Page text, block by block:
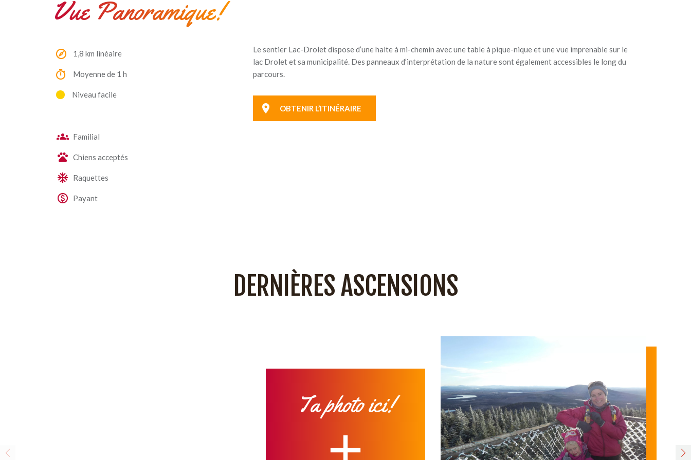
Vue Panoramique!
1,8 km linéaire
Moyenne de 1 h
Niveau facile
Familial
Chiens acceptés
Raquettes
Payant
Le sentier Lac-Drolet dispose d’une halte à mi-chemin avec une table à pique-nique et une vue imprenable sur le
lac Drolet et sa municipalité. Des panneaux d’interprétation de la nature sont également accessibles le long du
parcours.
OBTENIR L’ITINÉRAIRE
DERNIÈRES ASCENSIONS
Ta photo ici!
MAGNIFIQUE RANDO FAMILIALE !
Sentiers de toute beauté, points de vue à couper le
souffle! Idéal pour les petites jambes... et tout autant
pour les grandes ;)
Sommet avec vue 360 :) Nous y retournerons cet été
c'est certain !